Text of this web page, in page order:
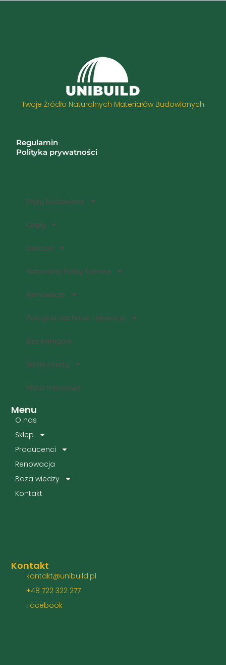
Twoje Źródło Naturalnych Materiałów Budowlanych
Menu
O nas
Sklep
Producenci
Renowacja
Baza wiedzy
Kontakt
Płyty budowlane
Cegły
Izolacja
Naturalne farby ścienne
Renowacja
Pokrycia dachowe i elewacje
Bez kategorii
Siatki i maty
Mata trzcinowa
Kontakt
kontakt@unibuild.pl
+48 722 322 277
Facebook
Regulamin
Polityka prywatności